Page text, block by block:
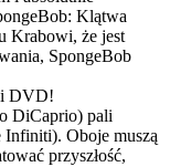
Klątwa
Krabowi, że jest
SpongeBob
i DVD!
DiCaprio) pali
Oboje muszą
przyszłość,